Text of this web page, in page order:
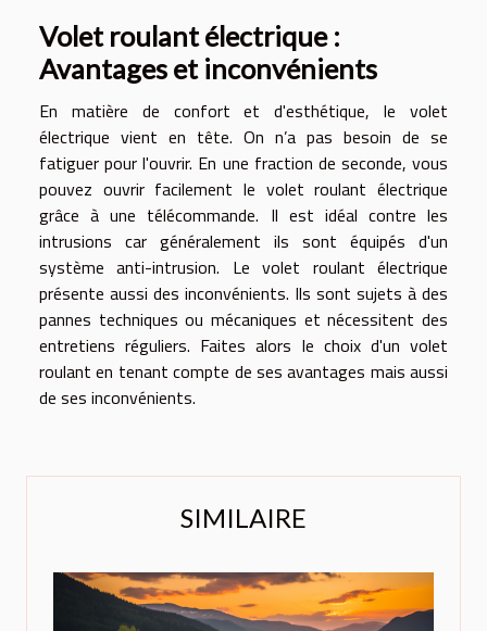
Volet roulant électrique :
Avantages et inconvénients
En matière de confort et d'esthétique, le volet
électrique vient en tête. On n’a pas besoin de se
fatiguer pour l'ouvrir. En une fraction de seconde, vous
pouvez ouvrir facilement le volet roulant électrique
grâce à une télécommande. Il est idéal contre les
intrusions car généralement ils sont équipés d'un
système anti-intrusion. Le volet roulant électrique
présente aussi des inconvénients. Ils sont sujets à des
pannes techniques ou mécaniques et nécessitent des
entretiens réguliers. Faites alors le choix d'un volet
roulant en tenant compte de ses avantages mais aussi
de ses inconvénients.
SIMILAIRE